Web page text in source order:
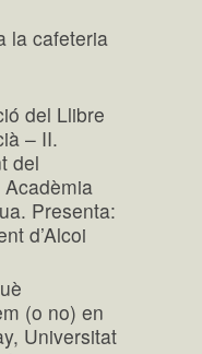
la cafeteria
del Llibre
– II.
del
Presenta:
d’Alcoi
(o no) en
Universitat